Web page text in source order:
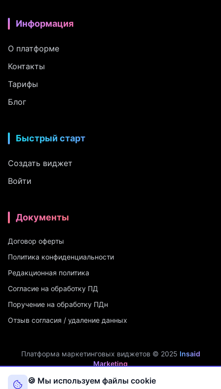
Информация
О платформе
Контакты
Тарифы
Блог
Быстрый старт
Создать виджет
Войти
Документы
Договор оферты
Политика конфиденциальности
Редакционная политика
Согласие на обработку ПД
Поручение на обработку ПДн
Отзыв согласия / удаление данных
Платформа маркетинговых виджетов © 2025 Insaid
Marketing
ИП Мухамадеев Р.А. | ИНН: 740704342750 | ОГРНИП:
321745600019048
🍪 Мы используем файлы cookie